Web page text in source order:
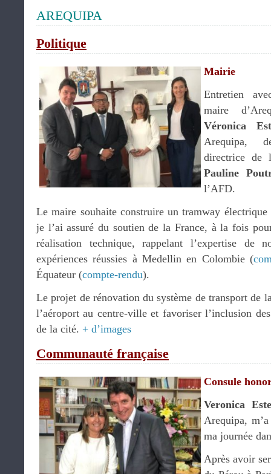
AREQUIPA
Politique
Mairie
Entretien
maire
Véronica
Arequipa,
directrice de
Pauline
l’AFD.
Le maire souhaite construire un tramway
je l’ai assuré du soutien de la France, à la fois
réalisation technique, rappelant l’expertise de
expériences réussies à Medellin en Colombie (
Équateur (compte-rendu).
Le projet de rénovation du système de transport de
l’aéroport au centre-ville et favoriser l’inclusion
de la cité. + d’images
Communauté française
Consule
Veronica
Arequipa,
ma journée
Après avoir